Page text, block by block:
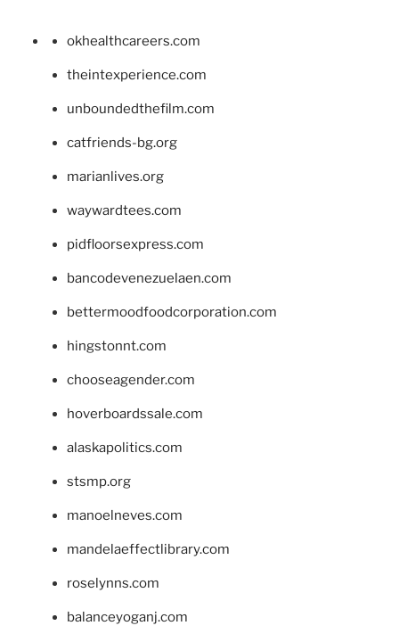
okhealthcareers.com
theintexperience.com
unboundedthefilm.com
catfriends-bg.org
marianlives.org
waywardtees.com
pidfloorsexpress.com
bancodevenezuelaen.com
bettermoodfoodcorporation.com
hingstonnt.com
chooseagender.com
hoverboardssale.com
alaskapolitics.com
stsmp.org
manoelneves.com
mandelaeffectlibrary.com
roselynns.com
balanceyoganj.com